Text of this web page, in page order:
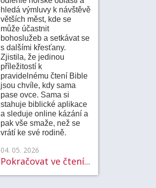
hledá výmluvy k návštěvě
větších měst, kde se
může účastnit
bohoslužeb a setkávat se
s dalšími křesťany.
Zjistila, že jedinou
příležitostí k
pravidelnému čtení Bible
jsou chvíle, kdy sama
pase ovce. Sama si
stahuje biblické aplikace
a sleduje online kázání a
pak vše smaže, než se
vrátí ke své rodině.
04. 05. 2026
Pokračovat ve čtení...